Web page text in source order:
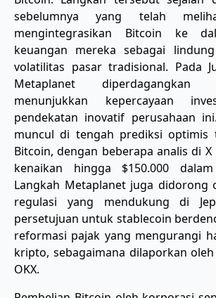
sebelumnya yang telah
mengintegrasikan Bitcoin ke
keuangan mereka sebagai
volatilitas pasar tradisional. Pada
Metaplanet
menunjukkan kepercayaan
pendekatan inovatif perusahaan
muncul di tengah prediksi optimis
Bitcoin, dengan beberapa analis di
kenaikan hingga $150.000
Langkah Metaplanet juga didorong
regulasi yang mendukung di
persetujuan untuk stablecoin
reformasi pajak yang mengurangi
kripto, sebagaimana dilaporkan
OKX.